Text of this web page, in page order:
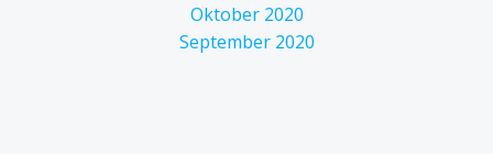
Oktober 2020
September 2020